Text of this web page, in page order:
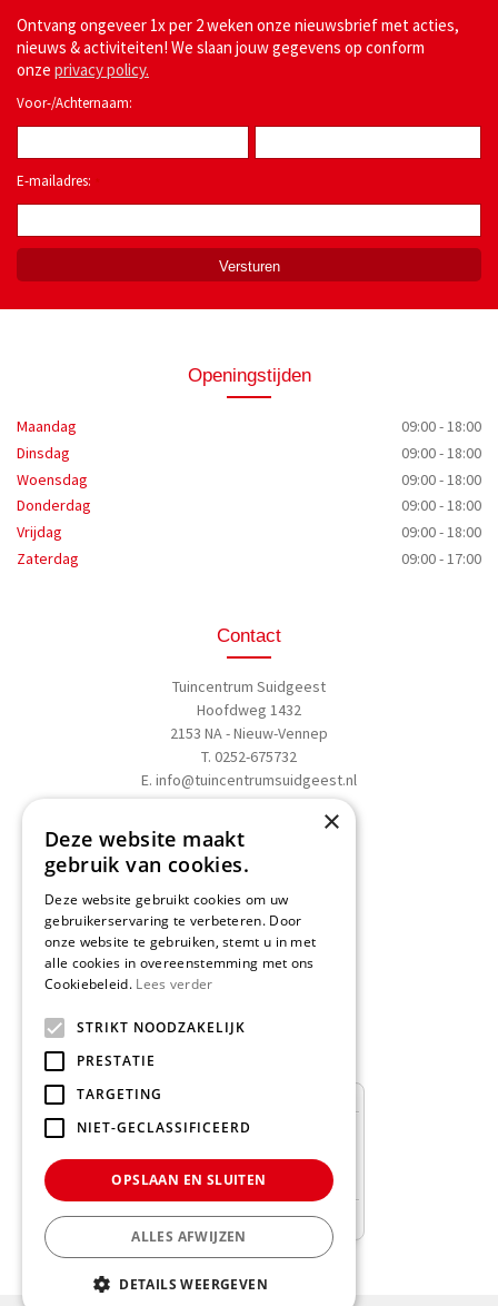
Ontvang ongeveer 1x per 2 weken onze nieuwsbrief met acties,
nieuws & activiteiten! We slaan jouw gegevens op conform
onze privacy policy.
Voor-/Achternaam:
E-mailadres:
Openingstijden
Maandag
09:00 - 18:00
Dinsdag
09:00 - 18:00
Woensdag
09:00 - 18:00
Donderdag
09:00 - 18:00
Vrijdag
09:00 - 18:00
Zaterdag
09:00 - 17:00
Contact
Tuincentrum Suidgeest
Hoofdweg 1432
2153 NA - Nieuw-Vennep
T. 0252-675732
E. info@tuincentrumsuidgeest.nl
Routebeschrijving
Schrijf een recensie
Nationale Tuinbon t.w.v. € 25,-!
×
Deze website maakt
gebruik van cookies.
Deze website gebruikt cookies om uw
gebruikerservaring te verbeteren. Door
onze website te gebruiken, stemt u in met
alle cookies in overeenstemming met ons
Cookiebeleid. Lees verder
STRIKT NOODZAKELIJK
PRESTATIE
TARGETING
NIET-GECLASSIFICEERD
OPSLAAN EN SLUITEN
ALLES AFWIJZEN
DETAILS WEERGEVEN